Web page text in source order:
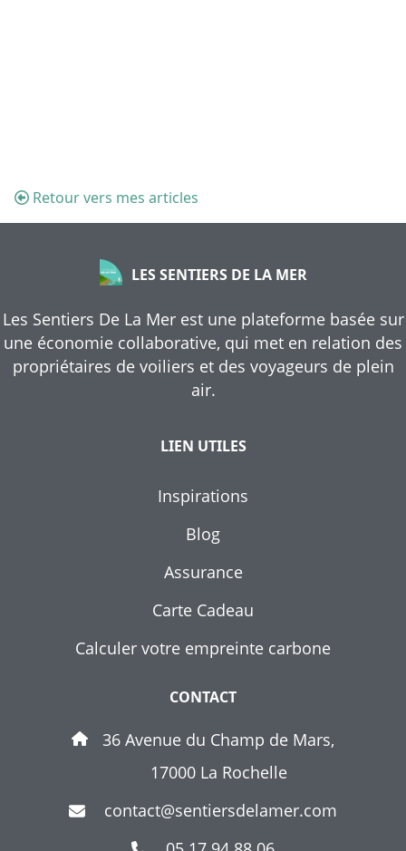
Retour vers mes articles
LES SENTIERS DE LA MER
Les Sentiers De La Mer est une plateforme basée sur
une économie collaborative, qui met en relation des
propriétaires de voiliers et des voyageurs de plein
air.
LIEN UTILES
Inspirations
Blog
Assurance
Carte Cadeau
Calculer votre empreinte carbone
CONTACT
36 Avenue du Champ de Mars,
17000 La Rochelle
contact@sentiersdelamer.com